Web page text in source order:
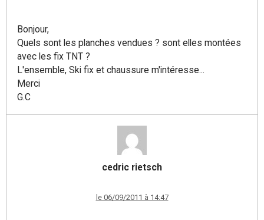
Bonjour,
Quels sont les planches vendues ? sont elles montées
avec les fix TNT ?
L'ensemble, Ski fix et chaussure m'intéresse...
Merci
G.C
cedric rietsch
le 06/09/2011 à 14:47